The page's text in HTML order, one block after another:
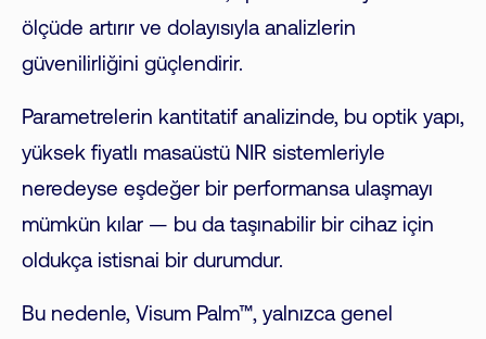
ölçüde artırır ve dolayısıyla analizlerin
güvenilirliğini güçlendirir.
Parametrelerin kantitatif analizinde, bu optik yapı,
yüksek fiyatlı masaüstü NIR sistemleriyle
neredeyse eşdeğer bir performansa ulaşmayı
mümkün kılar — bu da taşınabilir bir cihaz için
oldukça istisnai bir durumdur.
Bu nedenle, Visum Palm™, yalnızca genel